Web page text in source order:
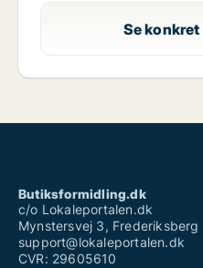
Se
Butiksformidling.dk
c/o Lokaleportalen.dk
Mynstersvej 3, Frederiksberg
support@lokaleportalen.dk
CVR: 29605610